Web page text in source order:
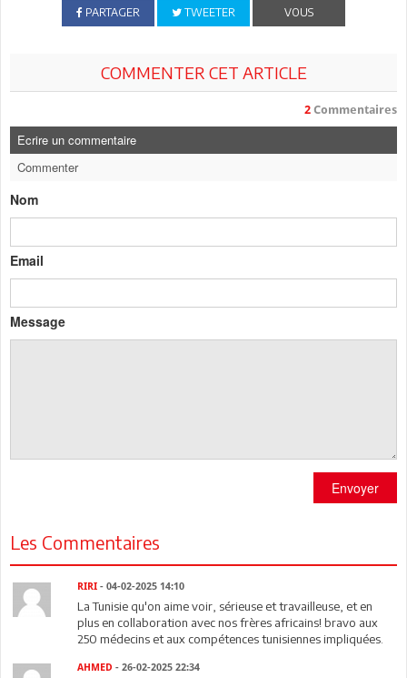
PARTAGER TWEETER
VOUS
COMMENTER CET ARTICLE
2 Commentaires
Ecrire un commentaire
Commenter
Nom
Email
Message
Envoyer
Les Commentaires
RIRI - 04-02-2025 14:10
La Tunisie qu'on aime voir, sérieuse et travailleuse, et en
plus en collaboration avec nos frères africains! bravo aux
250 médecins et aux compétences tunisiennes impliquées.
AHMED - 26-02-2025 22:34